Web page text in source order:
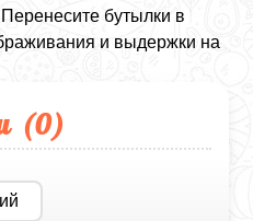
бутылки в
и выдержки на
(0)